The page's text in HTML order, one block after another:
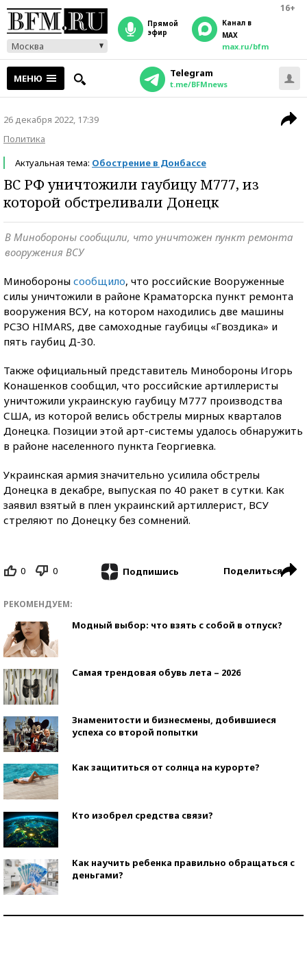
16+
Москва
прямой
эфир
Канал в
MAX
max.ru/bfm
МЕНЮ Telegram
t.me/BFMnews
26 декабря 2022, 17:39
Политика
Актуальная тема: Обострение в Донбассе
ВС РФ уничтожили гаубицу M777, из
которой обстреливали Донецк
В Минобороны сообщили, что уничтожен пункт ремонта
вооружения ВСУ
Минобороны сообщило, что российские Вооруженные
силы уничтожили в районе Краматорска пункт ремонта
вооружения ВСУ, на котором находились две машины
РСЗО HIMARS, две самоходные гаубицы «Гвоздика» и
пять гаубиц Д-30.
Также официальный представитель Минобороны Игорь
Конашенков сообщил, что российские артиллеристы
уничтожили украинскую гаубицу M777 производства
США, из которой велись обстрелы мирных кварталов
Донецка. Позиции этой арт-системы удалось обнаружить
в районе населенного пункта Георгиевка.
Украинская армия значительно усилила обстрелы
Донецка в декабре, выпуская по 40 ракет в сутки. Как
заявил взятый в плен украинский артиллерист, ВСУ
стреляют по Донецку без сомнений.
0 0 Подпишись Поделиться
РЕКОМЕНДУЕМ:
Модный выбор: что взять с собой в отпуск?
Самая трендовая обувь лета – 2026
Знаменитости и бизнесмены, добившиеся
успеха со второй попытки
Как защититься от солнца на курорте?
Кто изобрел средства связи?
Как научить ребенка правильно обращаться с
деньгами?